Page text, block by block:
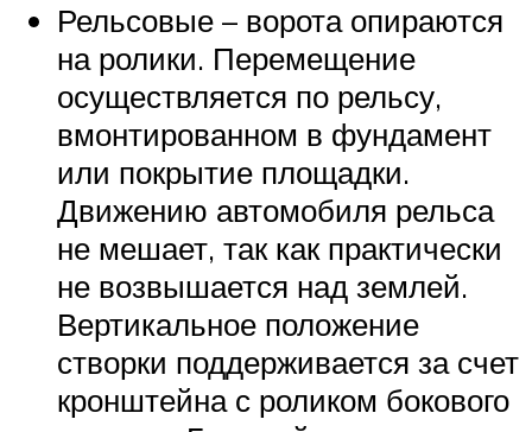
Рельсовые – ворота опираются
на ролики. Перемещение
осуществляется по рельсу,
вмонтированном в фундамент
или покрытие площадки.
Движению автомобиля рельса
не мешает, так как практически
не возвышается над землей.
Вертикальное положение
створки поддерживается за счет
кронштейна с роликом бокового